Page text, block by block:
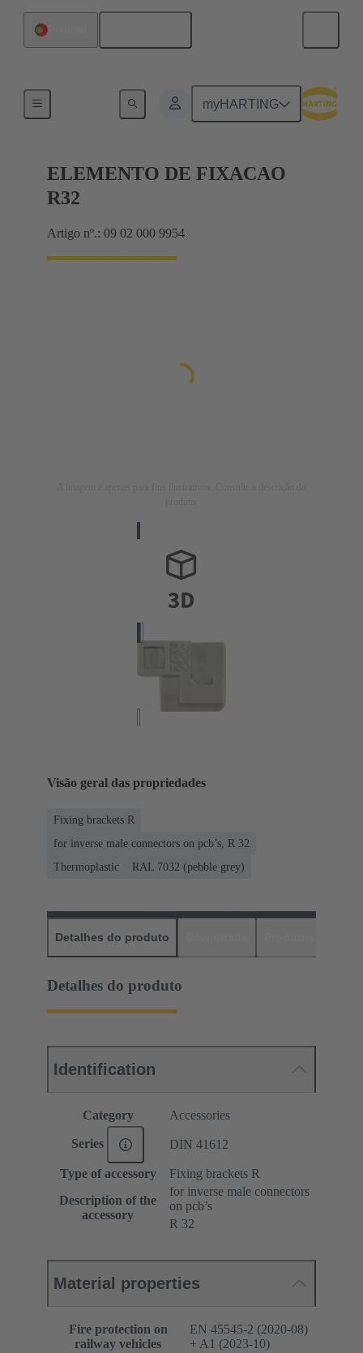
myHARTING
ELEMENTO DE FIXACAO
R32
Artigo nº.: 09 02 000 9954
Visão geral das propriedades
Fixing brackets R
for inverse male connectors on pcb’s, R 32
Thermoplastic
RAL 7032 (pebble grey)
Detalhes do produto
Detalhes do produto
Identification
Category Accessories
Series DIN 41612
Type of accessory
Fixing brackets R
Description of the
accessory
for inverse male connectors
on pcb’s
R 32
Material properties
Fire protection on
railway vehicles
EN 45545-2 (2020-08)
+ A1 (2023-10)